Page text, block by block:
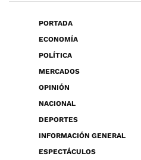
PORTADA
ECONOMÍA
POLÍTICA
MERCADOS
OPINIÓN
NACIONAL
DEPORTES
INFORMACIÓN GENERAL
ESPECTÁCULOS